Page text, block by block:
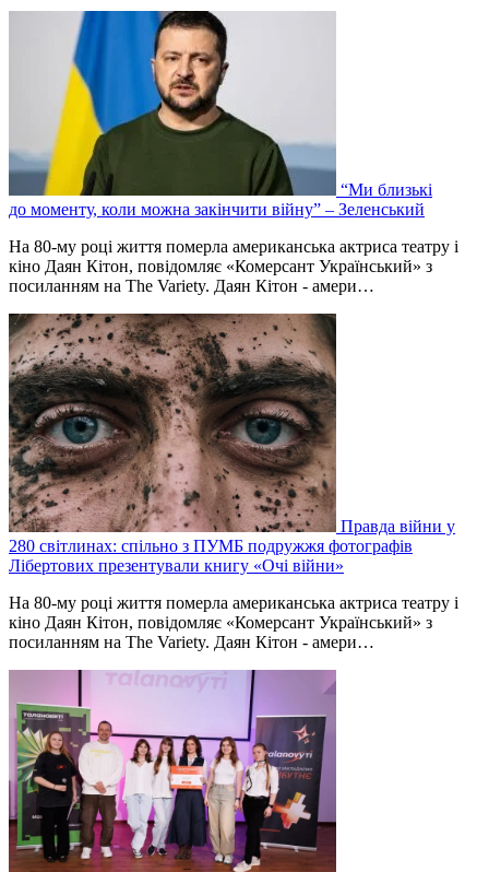
“Ми близькі
до моменту, коли можна закінчити війну” – Зеленський
На 80-му році життя померла американська актриса театру і
кіно Даян Кітон, повідомляє «Комерсант Український» з
посиланням на The Variety. Даян Кітон - амери…
Правда війни у
280 світлинах: спільно з ПУМБ подружжя фотографів
Лібертових презентували книгу «Очі війни»
На 80-му році життя померла американська актриса театру і
кіно Даян Кітон, повідомляє «Комерсант Український» з
посиланням на The Variety. Даян Кітон - амери…